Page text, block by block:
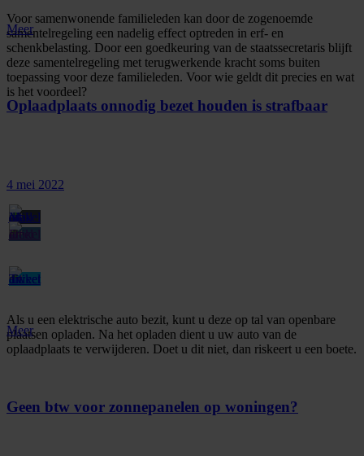
Voor samenwonende familieleden kan door de zogenoemde
samentelregeling een nadelig effect optreden in erf- en
schenkbelasting. Door een goedkeuring van de staatssecretaris blijft
deze samentelregeling met terugwerkende kracht soms buiten
toepassing voor deze familieleden. Voor wie geldt dit precies en wat
is het voordeel?
Meer
Oplaadplaats onnodig bezet houden is strafbaar
4 mei 2022
Als u een elektrische auto bezit, kunt u deze op tal van openbare
plaatsen opladen. Na het opladen dient u uw auto van de
oplaadplaats te verwijderen. Doet u dit niet, dan riskeert u een boete.
Meer
Geen btw voor zonnepanelen op woningen?